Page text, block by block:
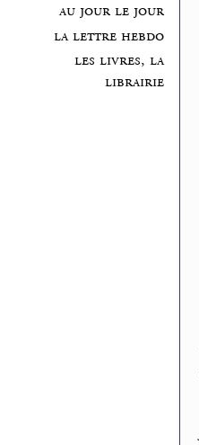
au jour le jour
la lettre hebdo
les livres, la
librairie